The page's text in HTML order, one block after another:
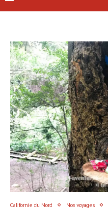
Californie du Nord Nos voyages